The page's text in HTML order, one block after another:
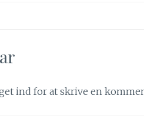
ind for at skrive en